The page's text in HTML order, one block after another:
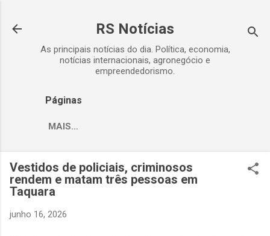
RS Notícias
As principais notícias do dia. Política, economia,
notícias internacionais, agronegócio e
empreendedorismo.
Páginas
MAIS…
Vestidos de policiais, criminosos
rendem e matam três pessoas em
Taquara
junho 16, 2026